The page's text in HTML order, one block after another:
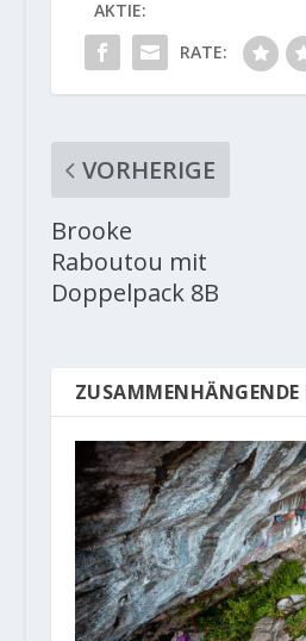
AKTIE:
RATE:
VORHERIGE
Brooke
Raboutou mit
Doppelpack 8B
ZUSAMMENHÄNGENDE